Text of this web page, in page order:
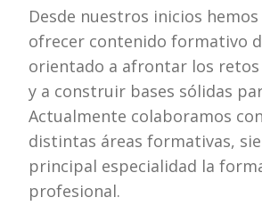
Desde nuestros inicios
ofrecer contenido formativo
orientado a afrontar los
y a construir bases sólidas
Actualmente colaboramos
distintas áreas formativas,
principal especialidad la
profesional.